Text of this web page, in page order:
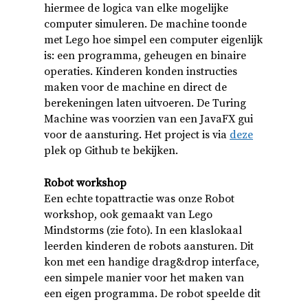
hiermee de logica van elke mogelijke
computer simuleren. De machine toonde
met Lego hoe simpel een computer eigenlijk
is: een programma, geheugen en binaire
operaties. Kinderen konden instructies
maken voor de machine en direct de
berekeningen laten uitvoeren. De Turing
Machine was voorzien van een JavaFX gui
voor de aansturing. Het project is via deze
plek op Github te bekijken.
Robot workshop
Een echte topattractie was onze Robot
workshop, ook gemaakt van Lego
Mindstorms (zie foto). In een klaslokaal
leerden kinderen de robots aansturen. Dit
kon met een handige drag&drop interface,
een simpele manier voor het maken van
een eigen programma. De robot speelde dit